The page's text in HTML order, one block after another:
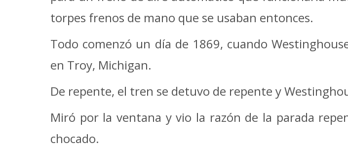
torpes frenos de mano que se usaban entonces.
Todo comenzó un día de 1869, cuando
en Troy, Michigan.
De repente, el tren se detuvo de repente y
Miró por la ventana y vio la razón de la parada
chocado.